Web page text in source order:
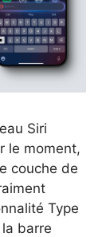
Siri
le moment,
couche de
Type
barre